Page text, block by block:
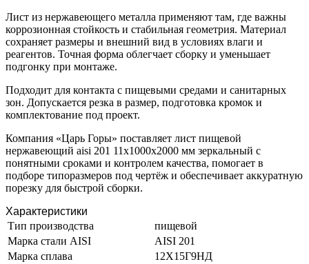
Лист из нержавеющего металла применяют там, где важны
коррозионная стойкость и стабильная геометрия. Материал
сохраняет размеры и внешний вид в условиях влаги и
реагентов. Точная форма облегчает сборку и уменьшает
подгонку при монтаже.
Подходит для контакта с пищевыми средами и санитарных
зон. Допускается резка в размер, подготовка кромок и
комплектование под проект.
Компания «Царь Горы» поставляет лист пищевой
нержавеющий aisi 201 11х1000х2000 мм зеркальный с
понятными сроками и контролем качества, помогает в
подборе типоразмеров под чертёж и обеспечивает аккуратную
порезку для быстрой сборки.
Характеристики
Тип производства
пищевой
Марка стали AISI
AISI 201
Марка сплава
12Х15Г9НД